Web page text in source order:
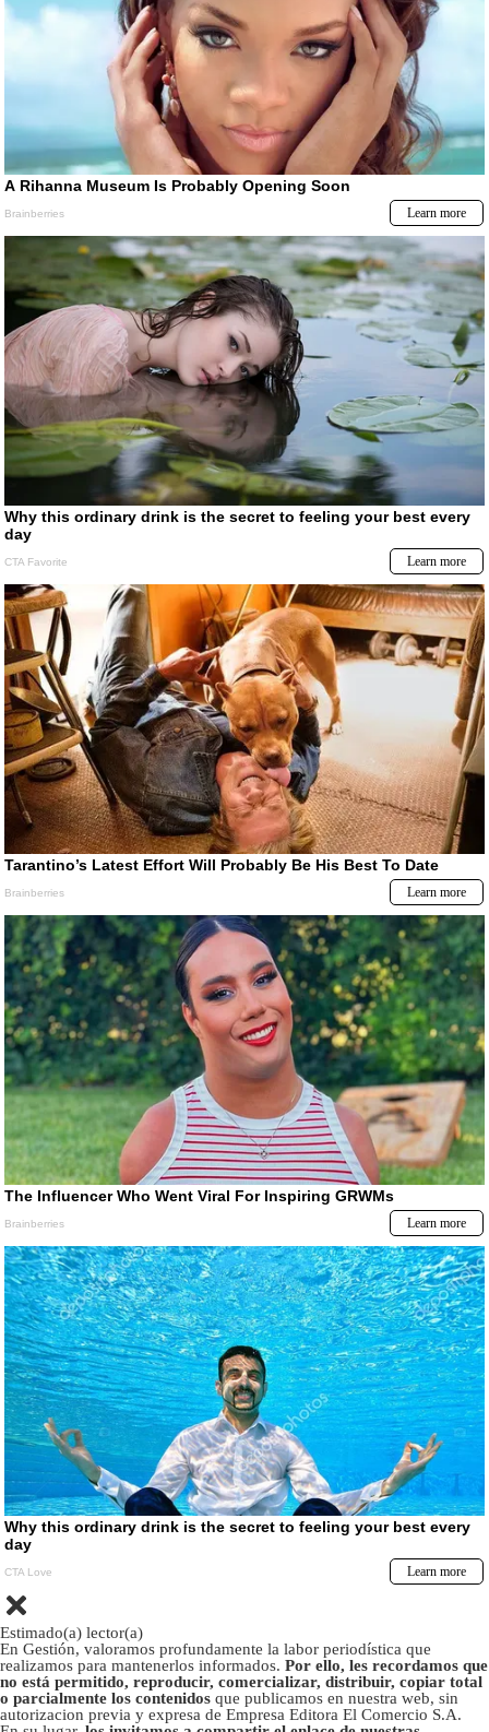
Estimado(a) lector(a)
En Gestión, valoramos profundamente la labor periodística que
realizamos para mantenerlos informados. Por ello, les recordamos que
no está permitido, reproducir, comercializar, distribuir, copiar total
o parcialmente los contenidos que publicamos en nuestra web, sin
autorizacion previa y expresa de Empresa Editora El Comercio S.A.